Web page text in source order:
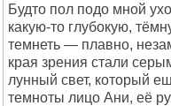
Будто пол подо мной
какую-то глубокую,
темнеть — плавно,
края зрения стали
лунный свет, который
темноты лицо Ани, её